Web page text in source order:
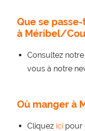
Que se
à Méribel/
Consultez notre
vous à notre
Où manger à
Cliquez ici pour